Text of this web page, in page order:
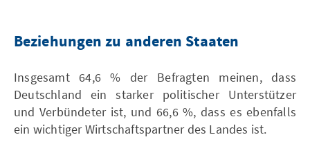
Beziehungen zu anderen Staaten
Insgesamt 64,6 % der Befragten meinen, dass
Deutschland ein starker politischer Unterstützer
und Verbündeter ist, und 66,6 %, dass es ebenfalls
ein wichtiger Wirtschaftspartner des Landes ist.